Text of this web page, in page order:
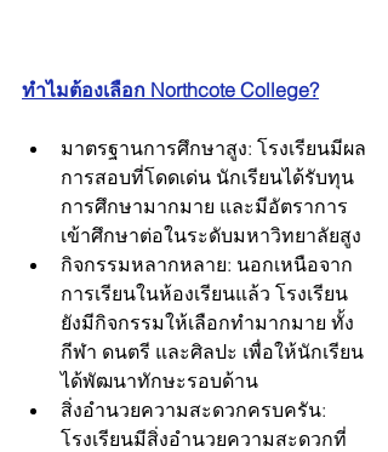
ทำไมต้องเลือก Northcote College?
มาตรฐานการศึกษาสูง: โรงเรียนมีผล
การสอบที่โดดเด่น นักเรียนได้รับทุน
การศึกษามากมาย และมีอัตราการ
เข้าศึกษาต่อในระดับมหาวิทยาลัยสูง
กิจกรรมหลากหลาย: นอกเหนือจาก
การเรียนในห้องเรียนแล้ว โรงเรียน
ยังมีกิจกรรมให้เลือกทำมากมาย ทั้ง
กีฬา ดนตรี และศิลปะ เพื่อให้นักเรียน
ได้พัฒนาทักษะรอบด้าน
สิ่งอำนวยความสะดวกครบครัน:
โรงเรียนมีสิ่งอำนวยความสะดวกที่